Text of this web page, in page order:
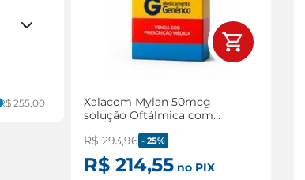
R$ 255,00
Xalacom Mylan 50mcg
solução Oftálmica com
R$ 293,96 -25%
R$ 214,55 no PIX